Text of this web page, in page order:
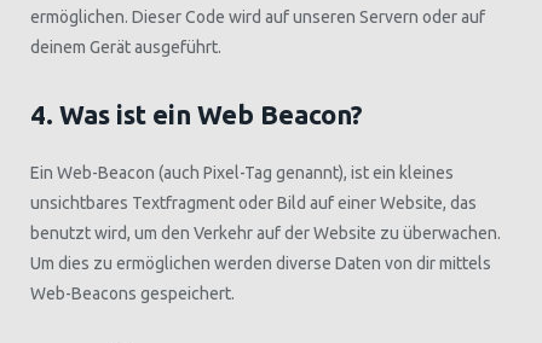
ermöglichen. Dieser Code wird auf unseren Servern oder auf
deinem Gerät ausgeführt.
4. Was ist ein Web Beacon?
Ein Web-Beacon (auch Pixel-Tag genannt), ist ein kleines
unsichtbares Textfragment oder Bild auf einer Website, das
benutzt wird, um den Verkehr auf der Website zu überwachen.
Um dies zu ermöglichen werden diverse Daten von dir mittels
Web-Beacons gespeichert.